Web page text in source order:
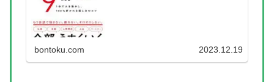
bontoku.com 2023.12.19